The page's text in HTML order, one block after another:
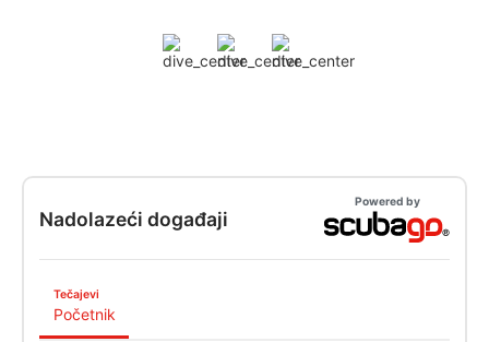
Nadolazeći događaji
Powered by
Tečajevi
Početnik